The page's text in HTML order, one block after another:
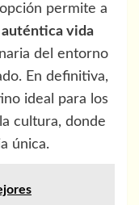
permite a
auténtica vida
del entorno
En definitiva,
ideal para los
cultura, donde
única.